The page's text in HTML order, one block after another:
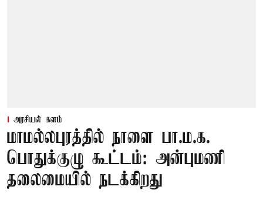
அரசியல் களம்
மாமல்லபுரத்தில் நாளை பா.ம.க.
பொதுக்குழு கூட்டம்: அன்புமணி
தலைமையில் நடக்கிறது